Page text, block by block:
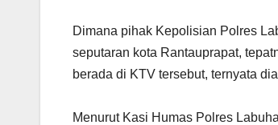
Dimana pihak Kepolisian Polres
seputaran kota Rantauprapat,
berada di KTV tersebut, ternyata
Menurut Kasi Humas Polres